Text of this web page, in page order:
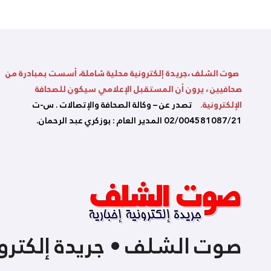
صوت الشلف ،جريدة إلكترونية محلية شاملة، أسست بمبادرة من
صحافيين ، يرون أن المستقبل الإعلامي سيكون للصحافة
الإلكترونية. تصدر عن – وكالة الصحافة والإتصالات . س-ت
02/004581087/21 المدير العام : بوزكري عبد الرحمان.
صوت الشلف • جريدة